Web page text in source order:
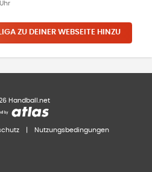
ZU DEINER WEBSEITE HINZU
Handball.net
Nutzungsbedingungen